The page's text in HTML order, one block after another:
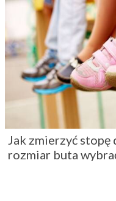
Jak zmierzyć
rozmiar buta